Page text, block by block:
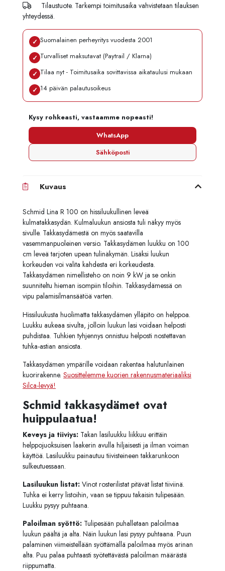
Tilaustuote. Tarkempi toimitusaika vahvistetaan tilauksen
yhteydessä.
✓ Suomalainen perheyritys vuodesta 2001
✓ Turvalliset maksutavat (Paytrail / Klarna)
✓ Tilaa nyt - Toimitusaika sovittavissa aikataulusi mukaan
✓ 14 päivän palautusoikeus
Kysy rohkeasti, vastaamme nopeasti!
WhatsApp
Sähköposti
Kuvaus
Schmid Lina R 100 on hissiluukullinen leveä
kulmatakkasydän. Kulmaluukun ansiosta tuli näkyy myös
sivulle. Takkasydämestä on myös saatavilla
vasemmanpuoleinen versio. Takkasydämen luukku on 100
cm leveä tarjoten upean tulinäkymän. Lisäksi luukun
korkeuden voi valita kahdesta eri korkeudesta.
Takkasydämen nimellisteho on noin 9 kW ja se onkin
suunniteltu hieman isompiin tiloihin. Takkasydämessä on
vipu palamisilmansäätöä varten.
Hissiluukusta huolimatta takkasydämen ylläpito on helppoa.
Luukku aukeaa sivulta, jolloin luukun lasi voidaan helposti
puhdistaa. Tuhkien tyhjennys onnistuu helposti nostettavan
tuhka-astian ansiosta.
Takkasydämen ympärille voidaan rakentaa halutunlainen
kuorirakenne. Suosittelemme kuorien rakennusmateriaaliksi
Silca-levyä!
Schmid takkasydämet ovat
huippulaatua!
Keveys ja tiiviys: Takan lasiluukku liikkuu erittäin
helppojuoksuisen laakerin avulla hiljaisesti ja ilman voiman
käyttöä. Lasiluukku painautuu tiivisteineen takkarunkoon
sulkeutuessaan.
Lasiluukun listat: Vinot rosterilistat pitävät listat tiiviinä.
Tuhka ei kerry listoihin, vaan se tippuu takaisin tulipesään.
Luukku pysyy puhtaana.
Paloilman syöttö: Tulipesään puhalletaan paloilmaa
luukun päältä ja alta. Näin luukun lasi pysyy puhtaana. Puun
palaminen viimeistellään syöttämällä paloilmaa myös arinan
alta. Puu palaa puhtaasti syötettävästä paloilman määrästä
riippumatta.